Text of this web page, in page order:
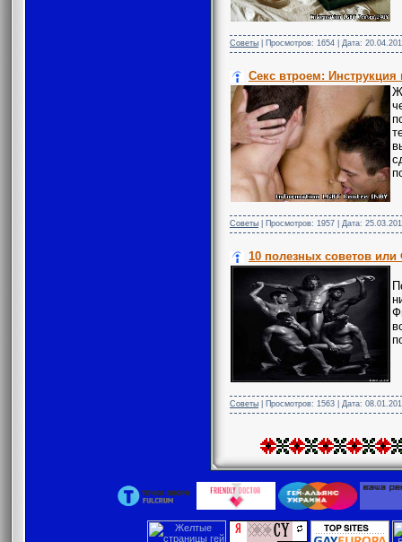
Советы | Просмотров: 1654 | Дата:
Секс втроем:
Советы | Просмотров: 1957 | Дата:
10 полезных советов
Советы | Просмотров: 1563 | Дата: